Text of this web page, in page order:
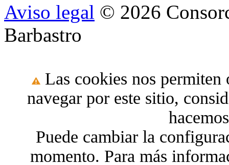
Aviso legal © 2026
Barbastro
Las cookies nos permiten
navegar por este sitio,
Puede cambiar la
momento. Para más